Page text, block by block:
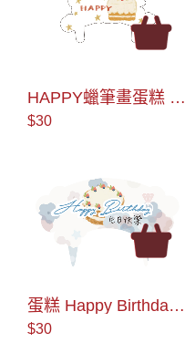
HAPPY蠟筆畫蛋糕 蛋
糕插牌 (AS990175)
$30
蛋糕 Happy Birthday
AS990095 蛋糕插牌
$30